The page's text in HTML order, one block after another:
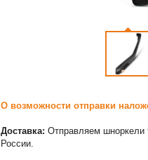
О возможности отправки
Доставка: Отправляем шноркели
России.